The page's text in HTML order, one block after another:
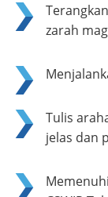
zarah
Tulis
jelas dan